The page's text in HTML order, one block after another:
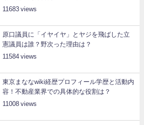
11683
原口議員に「イヤイヤ」とヤジを飛ばした立
憲議員は誰？野次った理由は？
11584
東京まななwiki経歴プロフィール学歴と活動内
容！不動産業界での具体的な役割は？
11008